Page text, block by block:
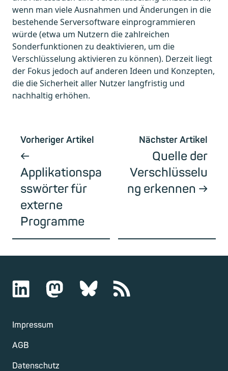
wenn man viele Ausnahmen und Änderungen in die
bestehende Serversoftware einprogrammieren
würde (etwa um Nutzern die zahlreichen
Sonderfunktionen zu deaktivieren, um die
Verschlüsselung aktivieren zu können). Derzeit liegt
der Fokus jedoch auf anderen Ideen und Konzepten,
die die Sicherheit aller Nutzer langfristig und
nachhaltig erhöhen.
Vorheriger Artikel
Applikationspa
sswörter für
externe
Programme
Nächster Artikel
Quelle der
Verschlüsselu
ng erkennen
Impressum
AGB
Datenschutz